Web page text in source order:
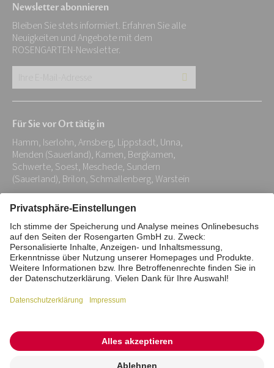
Newsletter abonnieren
Bleiben Sie stets informiert. Erfahren Sie alle
Neuigkeiten und Angebote mit dem
ROSENGARTEN-Newsletter.
Adresse:
*
Für Sie vor Ort tätig in
Hamm, Iserlohn, Arnsberg, Lippstadt, Unna,
Menden (Sauerland), Kamen, Bergkamen,
Schwerte, Soest, Meschede, Sundern
(Sauerland), Brilon, Schmallenberg, Warstein
Impressum Datenschutz
Stiftung
Interne Meldestelle
Zahlungsmittel
Barrierefreiheitserklärung
Vertrag widerrufen